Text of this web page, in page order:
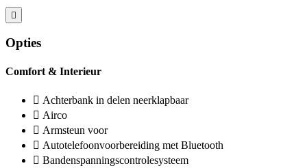
Opties
Comfort & Interieur
Achterbank in delen neerklapbaar
Airco
Armsteun voor
Autotelefoonvoorbereiding met Bluetooth
Bandenspanningscontrolesysteem